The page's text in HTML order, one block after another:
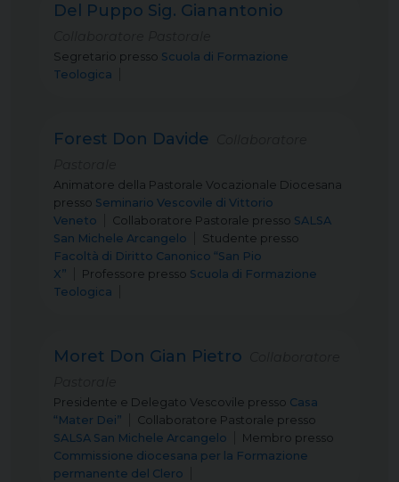
Del Puppo Sig. Gianantonio
Segretario presso Scuola di Formazione
Teologica
Forest Don Davide
Animatore della Pastorale Vocazionale Diocesana
presso Seminario Vescovile di Vittorio
Veneto
Collaboratore Pastorale presso SALSA
San Michele Arcangelo
Studente presso
Facoltà di Diritto Canonico “San Pio
X”
Professore presso Scuola di Formazione
Teologica
Moret Don Gian Pietro
Presidente e Delegato Vescovile presso Casa
“Mater Dei”
Collaboratore Pastorale presso
SALSA San Michele Arcangelo
Membro presso
Commissione diocesana per la Formazione
permanente del Clero